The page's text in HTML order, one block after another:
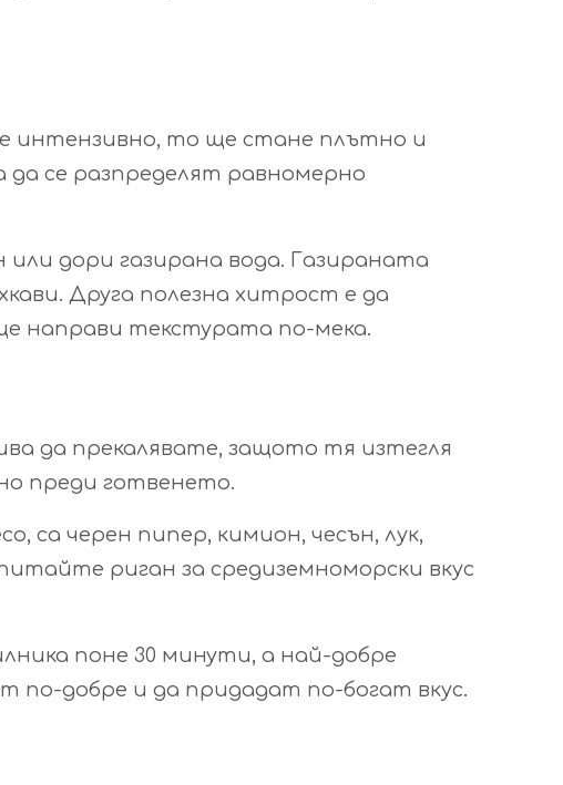
интензивно, то ще стане плътно и
да се разпределят равномерно
или дори газирана вода. Газираната
Друга полезна хитрост е да
направи текстурата по-мека.
да прекалявате, защото тя изтегля
преди готвенето.
са черен пипер, кимион, чесън, лук,
риган за средиземноморски вкус
поне 30 минути, а най-добре
по-добре и да придадат по-богат вкус.